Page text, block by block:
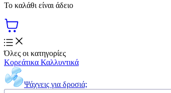
Το καλάθι είναι άδειο
Όλες οι κατηγορίες
Κορεάτικα Καλλυντικά
Ψάχνεις για δροσιά;